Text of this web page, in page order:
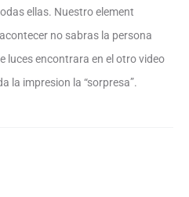
ellas. Nuestro element
no sabras la persona
luces encontrara en el otro video
la impresion la “sorpresa”.